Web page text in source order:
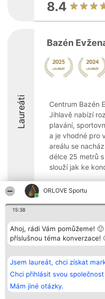
ORLOVE Sportu
15:38
Ahoj, rádi Vám pomůžeme!
příslušnou téma konverzace!
Jsem laureát, chci získat
Chci přihlásit svou
Mám jiné otázky.
8.4
Laureáti
Bazén
Centrum Bazén
Jihlavě nabízí
plavání,
a je vhodné pro
areálu se
délce 25 metrů
slouží jak ke
8.4
Organizátor hlasování
Bright Side Solutions sp. z o.
o. sp. k.
ul. Ruska 22
KRS 0000749100 | Regon
381313360 | NIP 8943132676